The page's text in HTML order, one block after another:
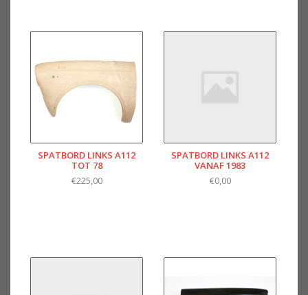
SPATBORD LINKS A112
TOT 78
€225,00
SPATBORD LINKS A112
VANAF 1983
€0,00